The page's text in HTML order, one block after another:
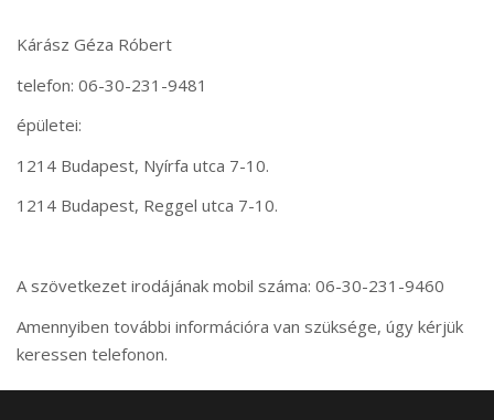
Kárász Géza Róbert
telefon: 06-30-231-9481
épületei:
1214 Budapest, Nyírfa utca 7-10.
1214 Budapest, Reggel utca 7-10.
A szövetkezet irodájának mobil száma: 06-30-231-9460
Amennyiben további információra van szüksége, úgy kérjük
keressen telefonon.